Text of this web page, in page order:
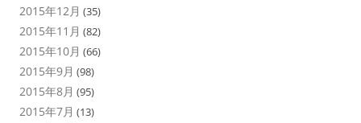
2015年12月 (35)
2015年11月 (82)
2015年10月 (66)
2015年9月 (98)
2015年8月 (95)
2015年7月 (13)